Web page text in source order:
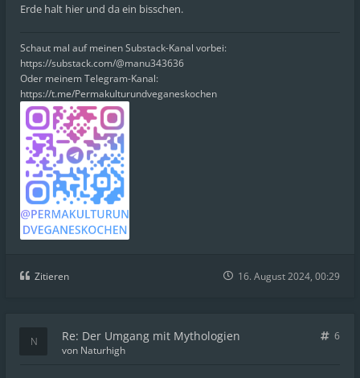
Erde halt hier und da ein bisschen.
Schaut mal auf meinen Substack-Kanal vorbei:
https://substack.com/@manu343636
Oder meinem Telegram-Kanal:
https://t.me/Permakulturundveganeskochen
Zitieren 16. August 2024, 00:29
Re: Der Umgang mit Mythologien
6
von Naturhigh